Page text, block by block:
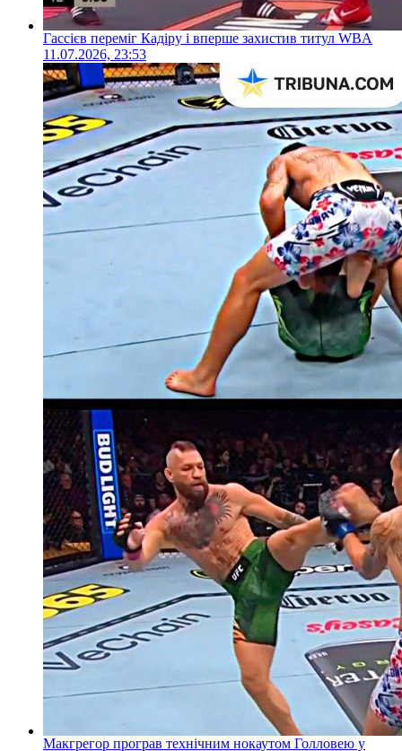
Гассієв переміг Кадіру і вперше захистив титул WBA
11.07.2026, 23:53
Макгрегор програв технічним нокаутом Голловею у